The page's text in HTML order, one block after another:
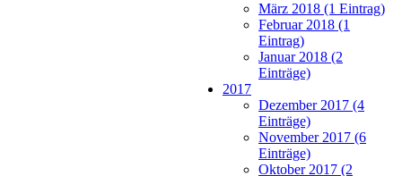
März 2018 (1 Eintrag)
Februar 2018 (1
Eintrag)
Januar 2018 (2
Einträge)
2017
Dezember 2017 (4
Einträge)
November 2017 (6
Einträge)
Oktober 2017 (2